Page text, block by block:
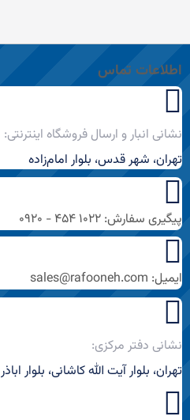
اطلاعات تماس
نشانی انبار و ارسال فروشگاه اینترنتی:
تهران، شهر قدس، بلوار امام‌زاده
پیگیری سفارش: ۱۰۲۲ ۴۵۴ - ۰۹۲۰
ایمیل: sales@rafooneh.com
نشانی دفتر مرکزی:
تهران، بلوار آیت الله کاشانی، بلوار اباذر